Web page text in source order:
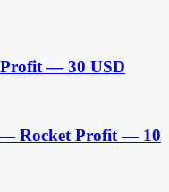
— 30 USD
Rocket Profit — 10